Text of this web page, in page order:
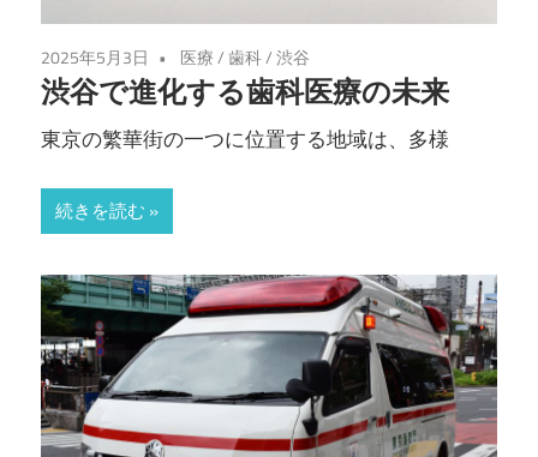
2025年5月3日 医療/歯科/渋谷
渋谷で進化する歯科医療の未来
東京の繁華街の一つに位置する地域は、多様
続きを読む